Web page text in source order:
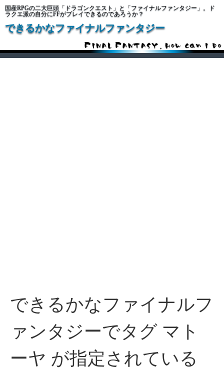
国産RPGの二大巨頭「ドラゴンクエスト」と「ファイナルファンタジー」。ド
ラクエ派の自分にFFがプレイできるのであろうか？
できるかなファイナルファンタジー
できるかなファイナルフ
ァンタジーでタグ マト
ーヤ が指定されている